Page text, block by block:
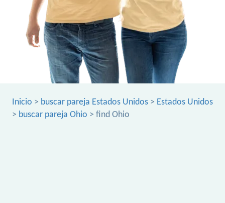
Inicio > buscar pareja Estados Unidos > Estados Unidos
> buscar pareja Ohio > find Ohio